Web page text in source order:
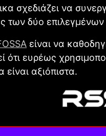
σχεδιάζει να
των δύο
είναι να
ότι ευρέως
αξιόπιστα.